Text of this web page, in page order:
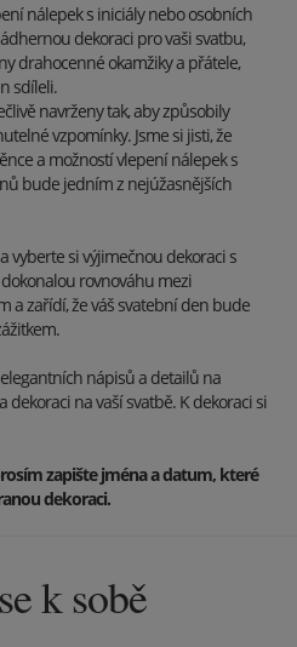
nálepek s iniciály nebo osobních
dekoraci pro vaši svatbu,
drahocenné okamžiky a přátele,
sdíleli.
navrženy tak, aby způsobily
vzpomínky. Jsme si jisti, že
a možností vlepení nálepek s
bude jedním z nejúžasnějších
vyberte si výjimečnou dekoraci s
rovnováhu mezi
a zařídí, že váš svatební den bude
nápisů a detailů na
dekoraci na vaší svatbě. K dekoraci si
zapište jména a datum, které
dekoraci.
k sobě